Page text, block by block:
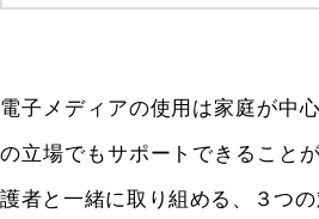
電子メディアの使用は家庭が中
の立場でもサポートできること
護者と一緒に取り組める、３つの